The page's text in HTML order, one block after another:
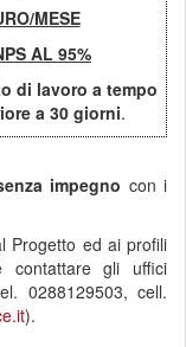
MESE
AL 95%
di lavoro a tempo
a 30 giorni.
impegno con i
Progetto ed ai profili
contattare gli uffici
0288129503, cell.
).